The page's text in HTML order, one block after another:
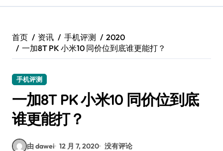
首页 资讯 手机评测
2020
一加8T PK 小米10 同价位到底谁更能打？
手机评测
一加8T PK 小米10 同价位到底
谁更能打？
由 dawei 12 月 7, 2020 没有评论